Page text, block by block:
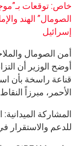
خاص: توقعات
الصومال” الهند
إسرائيل
أمن الصومال
أوضح الوزير أن
قناعة راسخة بأن
الأحمر، مبرزاً النقاط
المشاركة
للدعم والاستقرار